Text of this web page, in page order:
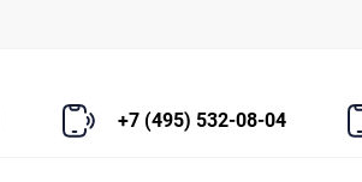
+7 (495) 532-08-04